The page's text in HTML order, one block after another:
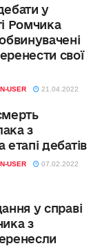
у
Ромчика
свої
USER 21.04.2022
з
дебатів
USER 07.02.2022
у справі
з